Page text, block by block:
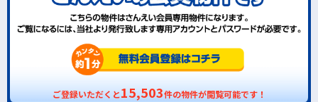
ご登録いただくと15,503件の物件が閲覧可能です！